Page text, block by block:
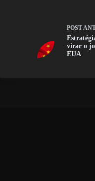
POST
virar o
EUA